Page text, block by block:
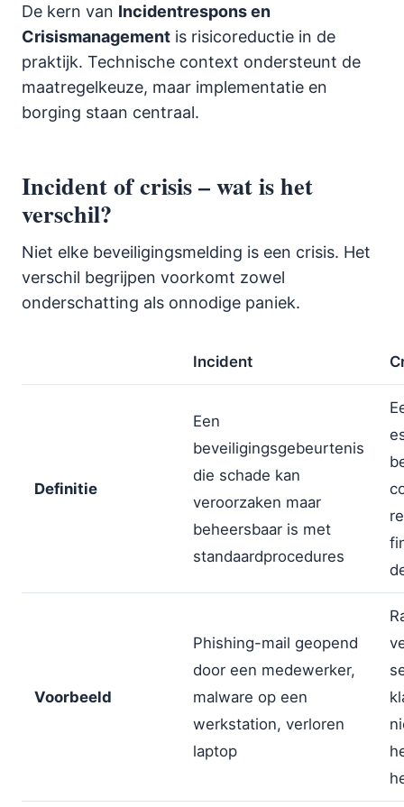
De kern van Incidentrespons en
Crisismanagement is risicoreductie in de
praktijk. Technische context ondersteunt de
maatregelkeuze, maar implementatie en
borging staan centraal.
Incident of crisis – wat is het
verschil?
Niet elke beveiligingsmelding is een crisis. Het
verschil begrijpen voorkomt zowel
onderschatting als onnodige paniek.
Incident
Definitie
Een
beveiligingsgebeurtenis
die schade kan
veroorzaken maar
beheersbaar is met
standaardprocedures
Voorbeeld
Phishing-mail geopend
door een medewerker,
malware op een
werkstation, verloren
laptop